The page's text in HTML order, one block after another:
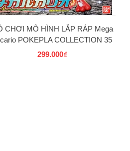
CHƠI MÔ HÌNH LẮP RÁP Mega
POKEPLA COLLECTION 35
SELECT SERIES BANDAI
299.000₫